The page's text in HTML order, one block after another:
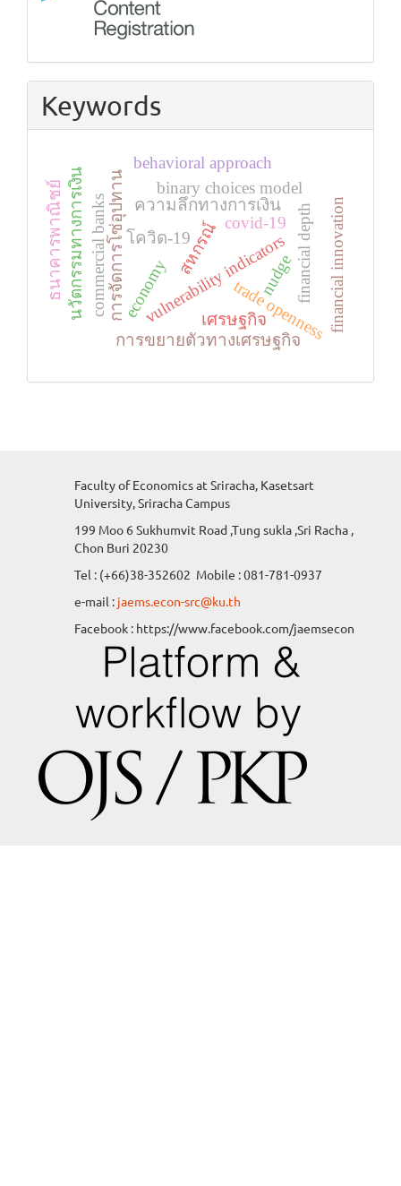
Keywords
สหกรณ์
vulnerability indicators
การจัดการโซ่อุปทาน trade openness
financial depth
การขยายตัวทางเศรษฐกิจ
ความลึกทางการเงิน
binary choices model
เศรษฐกิจ
commercial banks financial innovation
โควิด-19
นวัตกรรมทางการเงิน nudge
behavioral approach
covid-19
economy
ธนาคารพาณิชย์
Faculty of Economics at Sriracha, Kasetsart
University, Sriracha Campus
199 Moo 6 Sukhumvit Road ,Tung sukla ,Sri Racha ,
Chon Buri 20230
Tel : (+66)38-352602 Mobile : 081-781-0937
e-mail : jaems.econ-src@ku.th
Facebook : https://www.facebook.com/jaemsecon